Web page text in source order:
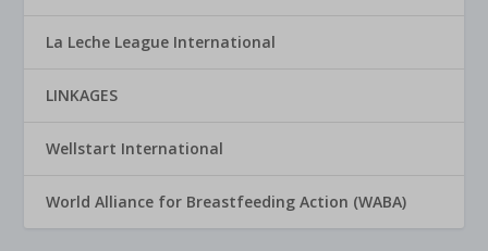
La Leche League International
LINKAGES
Wellstart International
World Alliance for Breastfeeding Action (WABA)